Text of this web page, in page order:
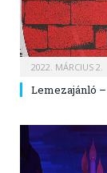
2022. MÁRCIUS 2.
Lemezajánló